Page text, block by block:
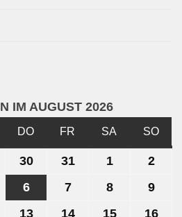
IM AUGUST 2026
DO DONNERSTAG
FR FREITAG
SA SAMSTAG
SO
3030.
2026
3131.
11.
August
22.
66.
August
77.
August
88.
August
99.
1313. 1414. 1515. 1616.